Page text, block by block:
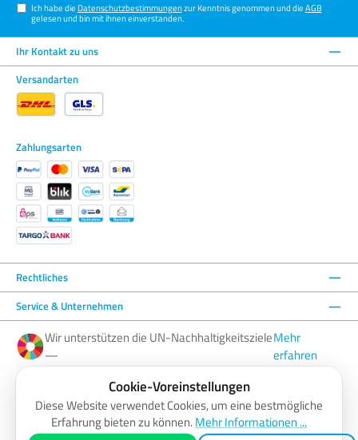
Ich habe die Datenschutzbestimmungenzur Kenntnis genommen und dieAGB
gelesen und bin mit ihnen einverstanden.
Ihr Kontakt zu uns
Versandarten
Zahlungsarten
Rechtliches
Service & Unternehmen
Wir unterstützen die UN-Nachhaltigkeitsziele
—
Mehr
erfahren
Facebook Instagram YouTube LinkedIn
Barrierefreiheitserklärung Datenschutzerklärung Impressum
Widerrufsbelehrung
Vertrag widerrufen
Cookie-Voreinstellungen
Diese Website verwendet Cookies, um eine bestmögliche
Erfahrung bieten zu können.Mehr Informationen ...